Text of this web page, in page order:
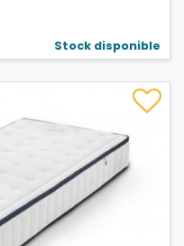
Stock disponible